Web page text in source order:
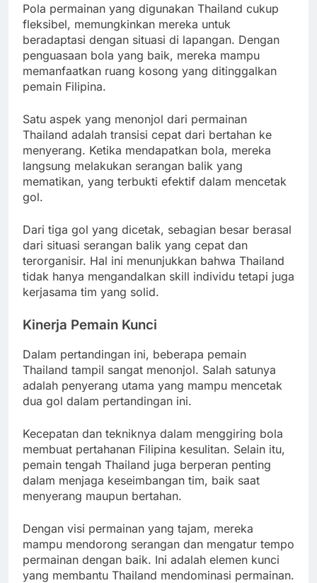
Pola permainan yang digunakan Thailand cukup
fleksibel, memungkinkan mereka untuk
beradaptasi dengan situasi di lapangan. Dengan
penguasaan bola yang baik, mereka mampu
memanfaatkan ruang kosong yang ditinggalkan
pemain Filipina.
Satu aspek yang menonjol dari permainan
Thailand adalah transisi cepat dari bertahan ke
menyerang. Ketika mendapatkan bola, mereka
langsung melakukan serangan balik yang
mematikan, yang terbukti efektif dalam mencetak
gol.
Dari tiga gol yang dicetak, sebagian besar berasal
dari situasi serangan balik yang cepat dan
terorganisir. Hal ini menunjukkan bahwa Thailand
tidak hanya mengandalkan skill individu tetapi juga
kerjasama tim yang solid.
Kinerja Pemain Kunci
Dalam pertandingan ini, beberapa pemain
Thailand tampil sangat menonjol. Salah satunya
adalah penyerang utama yang mampu mencetak
dua gol dalam pertandingan ini.
Kecepatan dan tekniknya dalam menggiring bola
membuat pertahanan Filipina kesulitan. Selain itu,
pemain tengah Thailand juga berperan penting
dalam menjaga keseimbangan tim, baik saat
menyerang maupun bertahan.
Dengan visi permainan yang tajam, mereka
mampu mendorong serangan dan mengatur tempo
permainan dengan baik. Ini adalah elemen kunci
yang membantu Thailand mendominasi permainan.